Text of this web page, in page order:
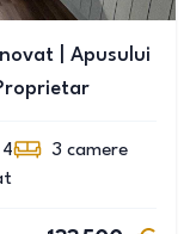
| Apusului
3 camere